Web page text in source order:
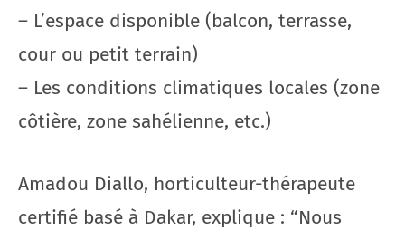
– L’espace disponible (balcon, terrasse,
cour ou petit terrain)
– Les conditions climatiques locales (zone
côtière, zone sahélienne, etc.)
Amadou Diallo, horticulteur-thérapeute
certifié basé à Dakar, explique : “Nous